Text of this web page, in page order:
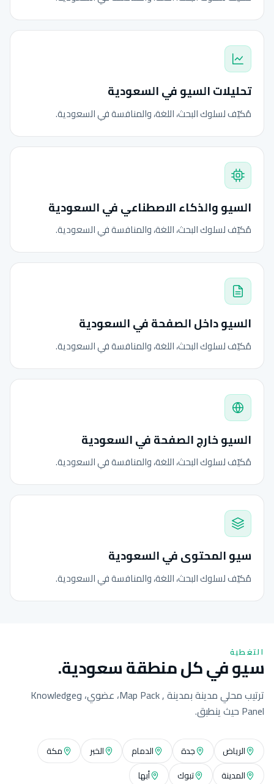
تحليلات السيو في السعودية
مُكيّف لسلوك البحث، اللغة، والمنافسة في السعودية.
السيو والذكاء الاصطناعي في السعودية
مُكيّف لسلوك البحث، اللغة، والمنافسة في السعودية.
السيو داخل الصفحة في السعودية
مُكيّف لسلوك البحث، اللغة، والمنافسة في السعودية.
السيو خارج الصفحة في السعودية
مُكيّف لسلوك البحث، اللغة، والمنافسة في السعودية.
سيو المحتوى في السعودية
مُكيّف لسلوك البحث، اللغة، والمنافسة في السعودية.
التغطية
سيو في كل منطقة سعودية.
ترتيب محلي مدينة بمدينة , Map Pack، عضوي، وKnowledge
Panel حيث ينطبق.
الرياض جدة الدمام الخبر
مكة
المدينة
تبوك أبها